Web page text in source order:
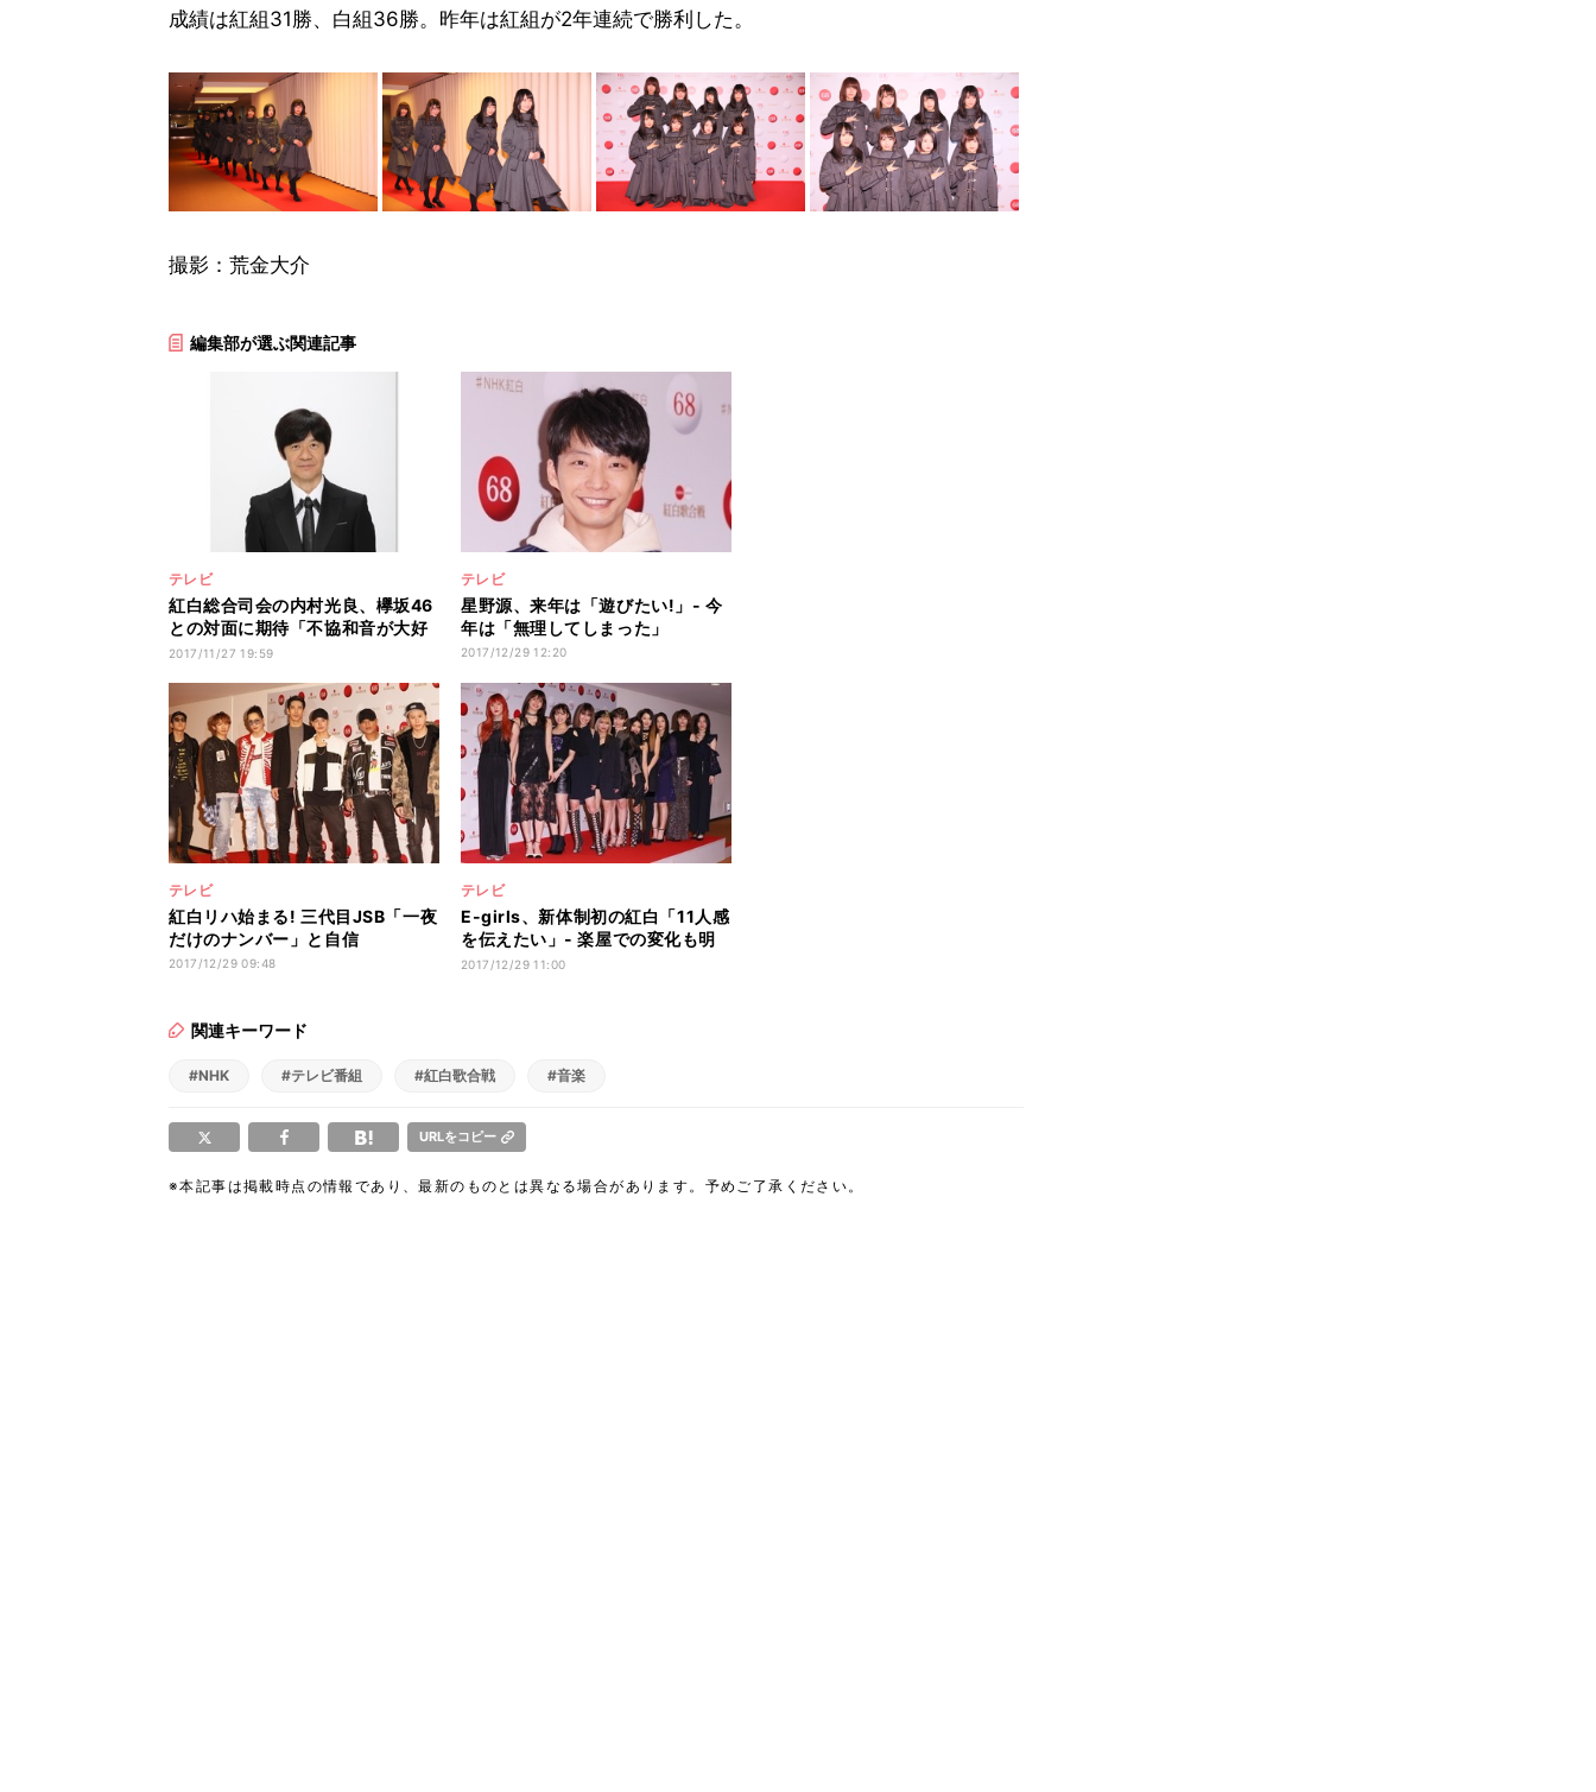
成績は紅組31勝、白組36勝。昨年は紅組が2年連続で勝利した。
撮影：荒金大介
編集部が選ぶ関連記事
テレビ
紅白総合司会の内村光良、欅坂46
との対面に期待「不協和音が大好
き」
2017/11/27 19:59
テレビ
星野源、来年は「遊びたい!」- 今
年は「無理してしまった」
2017/12/29 12:20
テレビ
紅白リハ始まる! 三代目JSB「一夜
だけのナンバー」と自信
2017/12/29 09:48
テレビ
E-girls、新体制初の紅白「11人感
を伝えたい」- 楽屋での変化も明
かす
2017/12/29 11:00
関連キーワード
#NHK #テレビ番組 #紅白歌合戦 #音楽
URLをコピー
※本記事は掲載時点の情報であり、最新のものとは異なる場合があります。予めご了承ください。